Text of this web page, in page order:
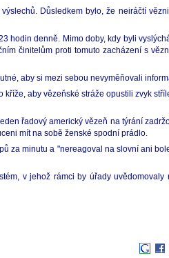
Důsledkem bylo, že neiráčtí
hodin denně. Mimo doby, kdy byli
činitelům proti tomuto zacházení s
aby si mezi sebou nevyměňovali
aby vězeňské stráže opustili zvyk
řadový americký vězeň na týrání
mít na sobě ženské spodní prádlo.
za minutu a "nereagoval na slovní ani
v jehož rámci by úřady